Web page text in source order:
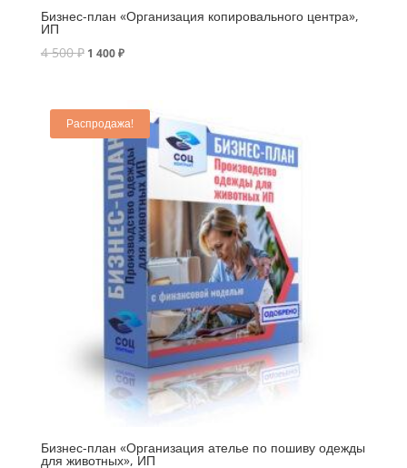
Бизнес-план «Организация копировального центра»,
ИП
4 500₽ 1 400₽
Распродажа!
Бизнес-план «Организация ателье по пошиву одежды
для животных», ИП